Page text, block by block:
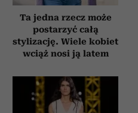
Ta jedna rzecz może
postarzyć całą
stylizację. Wiele kobiet
wciąż nosi ją latem